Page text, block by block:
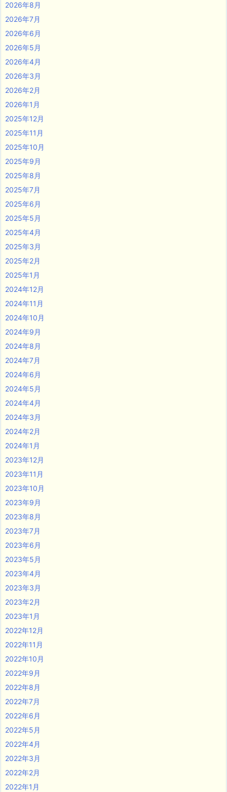
2026年8月
2026年7月
2026年6月
2026年5月
2026年4月
2026年3月
2026年2月
2026年1月
2025年12月
2025年11月
2025年10月
2025年9月
2025年8月
2025年7月
2025年6月
2025年5月
2025年4月
2025年3月
2025年2月
2025年1月
2024年12月
2024年11月
2024年10月
2024年9月
2024年8月
2024年7月
2024年6月
2024年5月
2024年4月
2024年3月
2024年2月
2024年1月
2023年12月
2023年11月
2023年10月
2023年9月
2023年8月
2023年7月
2023年6月
2023年5月
2023年4月
2023年3月
2023年2月
2023年1月
2022年12月
2022年11月
2022年10月
2022年9月
2022年8月
2022年7月
2022年6月
2022年5月
2022年4月
2022年3月
2022年2月
2022年1月